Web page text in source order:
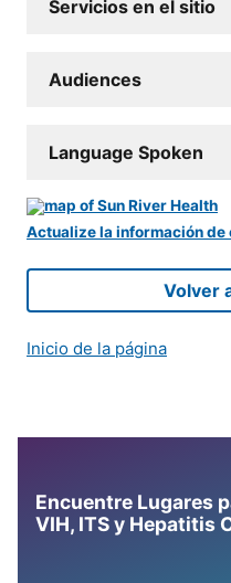
Servicios en el sitio
Audiences
Language Spoken
Actualize la información
Volver
Inicio de la página
Encuentre Lugares
VIH, ITS y Hepatitis